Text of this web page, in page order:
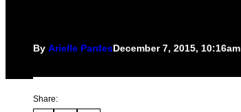
By Arielle PardesDecember 7, 2015, 10:16am
Share: